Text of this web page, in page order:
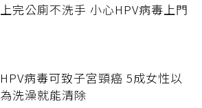
上完公廁不洗手 小心HPV病毒上門
HPV病毒可致子宮頸癌 5成女性以
為洗澡就能清除